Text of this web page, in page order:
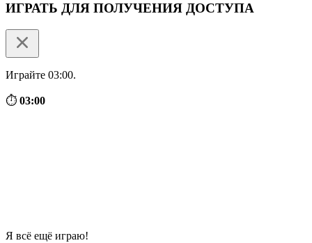
ИГРАТЬ ДЛЯ ПОЛУЧЕНИЯ ДОСТУПА
Играйте 03:00.
⏱ 03:00
Я всё ещё играю!